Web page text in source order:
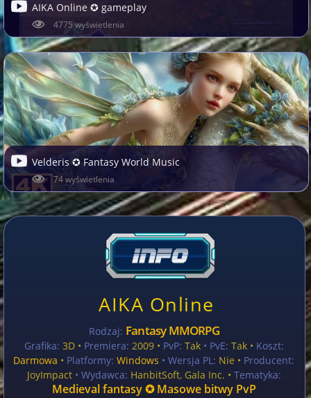
AIKA Online ✪ gameplay
4775 wyświetlenia
Velderis ✪ Fantasy World Music
74 wyświetlenia
AIKA Online
Rodzaj: Fantasy MMORPG
Grafika: 3D • Premiera: 2009 • PvP: Tak• PvE: Tak • Koszt:
Darmowa • Platformy: Windows • Wersja PL: Nie • Producent:
JoyImpact• Wydawca: HanbitSoft, Gala Inc. • Tematyka:
Medieval fantasy ✪ Masowe bitwy PvP